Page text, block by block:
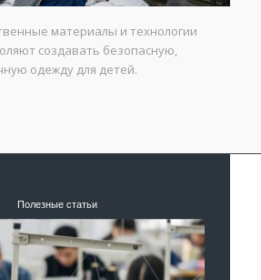
материалы и технологии
создавать безопасную,
одежду для детей.
Полезные статьи